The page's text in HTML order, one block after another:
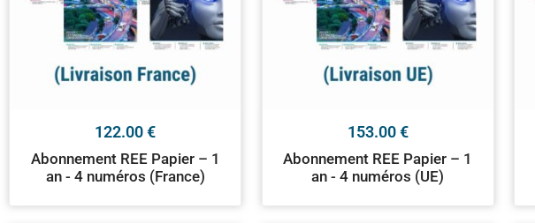
122.00€
Abonnement REE Papier – 1
an - 4 numéros (France)
153.00€
Abonnement REE Papier – 1
an - 4 numéros (UE)